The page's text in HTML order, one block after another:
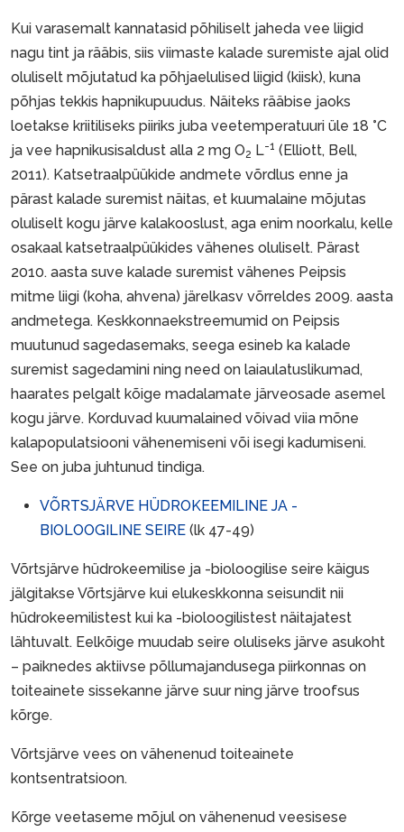
Kui varasemalt kannatasid põhiliselt jaheda vee liigid
nagu tint ja rääbis, siis viimaste kalade suremiste ajal olid
oluliselt mõjutatud ka põhjaelulised liigid (kiisk), kuna
põhjas tekkis hapnikupuudus. Näiteks rääbise jaoks
loetakse kriitiliseks piiriks juba veetemperatuuri üle 18 °C
ja vee hapnikusisaldust alla 2 mg O2 L-1 (Elliott, Bell,
2011). Katsetraalpüükide andmete võrdlus enne ja
pärast kalade suremist näitas, et kuumalaine mõjutas
oluliselt kogu järve kalakooslust, aga enim noorkalu, kelle
osakaal katsetraalpüükides vähenes oluliselt. Pärast
2010. aasta suve kalade suremist vähenes Peipsis
mitme liigi (koha, ahvena) järelkasv võrreldes 2009. aasta
andmetega. Keskkonnaekstreemumid on Peipsis
muutunud sagedasemaks, seega esineb ka kalade
suremist sagedamini ning need on laiaulatuslikumad,
haarates pelgalt kõige madalamate järveosade asemel
kogu järve. Korduvad kuumalained võivad viia mõne
kalapopulatsiooni vähenemiseni või isegi kadumiseni.
See on juba juhtunud tindiga.
VÕRTSJÄRVE HÜDROKEEMILINE JA -
BIOLOOGILINE SEIRE (lk 47-49)
Võrtsjärve hüdrokeemilise ja -bioloogilise seire käigus
jälgitakse Võrtsjärve kui elukeskkonna seisundit nii
hüdrokeemilistest kui ka -bioloogilistest näitajatest
lähtuvalt. Eelkõige muudab seire oluliseks järve asukoht
– paiknedes aktiivse põllumajandusega piirkonnas on
toiteainete sissekanne järve suur ning järve troofsus
kõrge.
Võrtsjärve vees on vähenenud toiteainete
kontsentratsioon.
Kõrge veetaseme mõjul on vähenenud veesisese